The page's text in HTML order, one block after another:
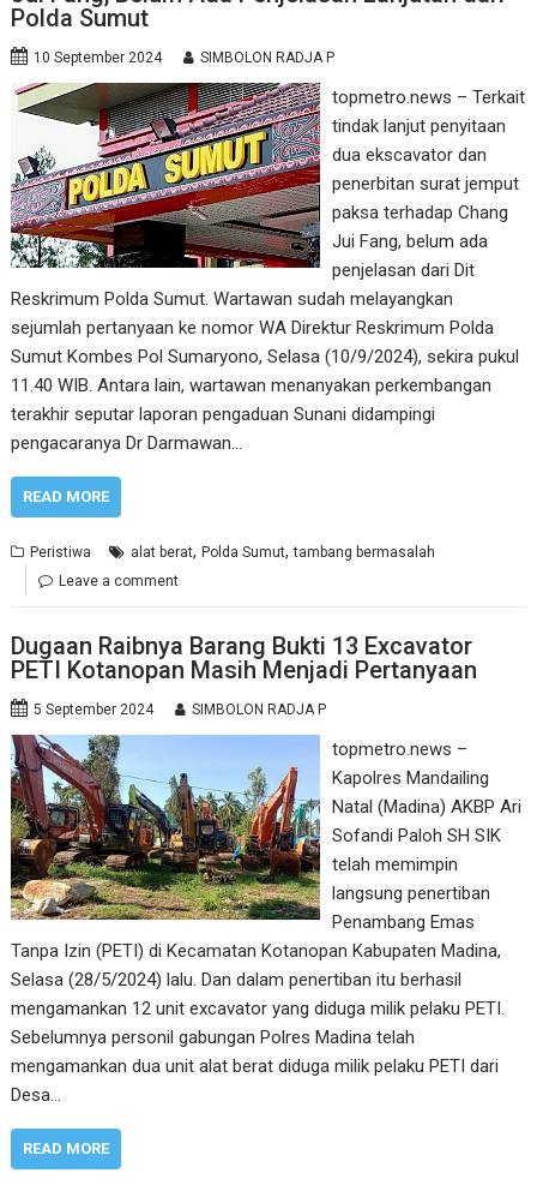
Polda Sumut
10 September 2024 SIMBOLON RADJA P
topmetro.news – Terkait
tindak lanjut penyitaan
dua ekscavator dan
penerbitan surat jemput
paksa terhadap Chang
Jui Fang, belum ada
penjelasan dari Dit
Reskrimum Polda Sumut. Wartawan sudah melayangkan
sejumlah pertanyaan ke nomor WA Direktur Reskrimum Polda
Sumut Kombes Pol Sumaryono, Selasa (10/9/2024), sekira pukul
11.40 WIB. Antara lain, wartawan menanyakan perkembangan
terakhir seputar laporan pengaduan Sunani didampingi
pengacaranya Dr Darmawan…
READ MORE
Peristiwa alat berat,Polda Sumut,tambang bermasalah
Leave a comment
Dugaan Raibnya Barang Bukti 13 Excavator
PETI Kotanopan Masih Menjadi Pertanyaan
5 September 2024 SIMBOLON RADJA P
topmetro.news –
Kapolres Mandailing
Natal (Madina) AKBP Ari
Sofandi Paloh SH SIK
telah memimpin
langsung penertiban
Penambang Emas
Tanpa Izin (PETI) di Kecamatan Kotanopan Kabupaten Madina,
Selasa (28/5/2024) lalu. Dan dalam penertiban itu berhasil
mengamankan 12 unit excavator yang diduga milik pelaku PETI.
Sebelumnya personil gabungan Polres Madina telah
mengamankan dua unit alat berat diduga milik pelaku PETI dari
Desa…
READ MORE